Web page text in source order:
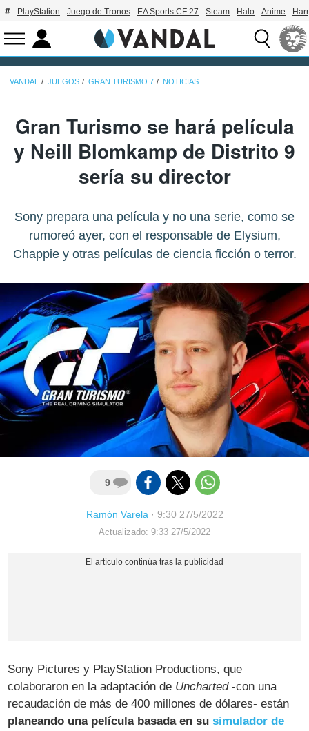
PlayStation Juego de Tronos EA Sports CF 27 Steam Halo Anime
VANDAL JUEGOS GRAN TURISMO 7 NOTICIAS
Gran Turismo se hará película
y Neill Blomkamp de Distrito 9
sería su director
Sony prepara una película y no una serie, como se
rumoreó ayer, con el responsable de Elysium,
Chappie y otras películas de ciencia ficción o terror.
9
Ramón Varela· 9:30 27/5/2022
Actualizado: 9:33 27/5/2022
Sony Pictures y PlayStation Productions, que
colaboraron en la adaptación de Uncharted-con una
recaudación de más de 400 millones de dólares- están
planeando una película basada en susimulador de